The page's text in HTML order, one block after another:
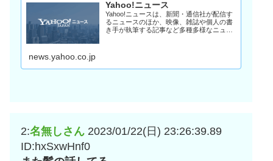
Yahoo!ニュース
Yahoo!ニュースは、新聞・通信社が配信す
るニュースのほか、映像、雑誌や個人の書
き手が執筆する記事など多種多様なニュー
news.yahoo.co.jp
2:名無しさん 2023/01/22(日) 23:26:39.89
ID:hxSxwHnf0